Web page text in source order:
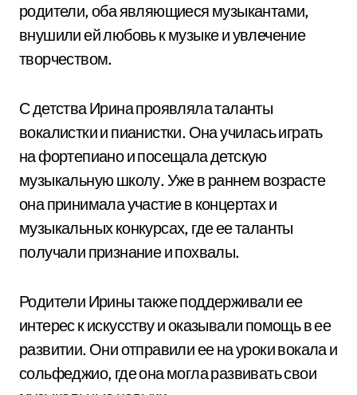
родители, оба являющиеся музыкантами,
внушили ей любовь к музыке и увлечение
творчеством.
С детства Ирина проявляла таланты
вокалистки и пианистки. Она училась играть
на фортепиано и посещала детскую
музыкальную школу. Уже в раннем возрасте
она принимала участие в концертах и
музыкальных конкурсах, где ее таланты
получали признание и похвалы.
Родители Ирины также поддерживали ее
интерес к искусству и оказывали помощь в ее
развитии. Они отправили ее на уроки вокала и
сольфеджио, где она могла развивать свои